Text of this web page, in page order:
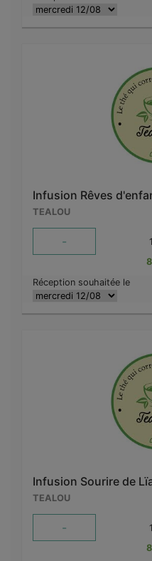
Infusion Rêves
TEALOU
- 1
Réception souhaitée le
Infusion Sourire de
TEALOU
- 1